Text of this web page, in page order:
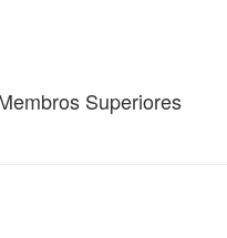
Superiores